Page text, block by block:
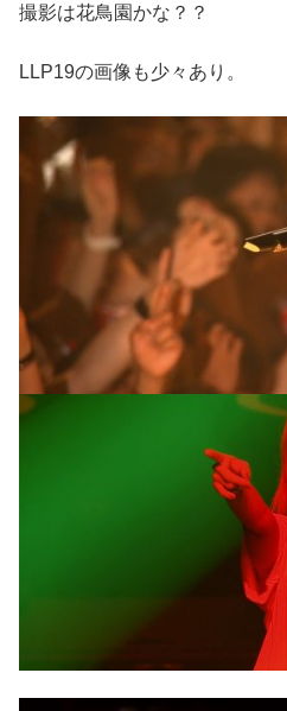
撮影は花鳥園かな？？
LLP19の画像も少々あり。